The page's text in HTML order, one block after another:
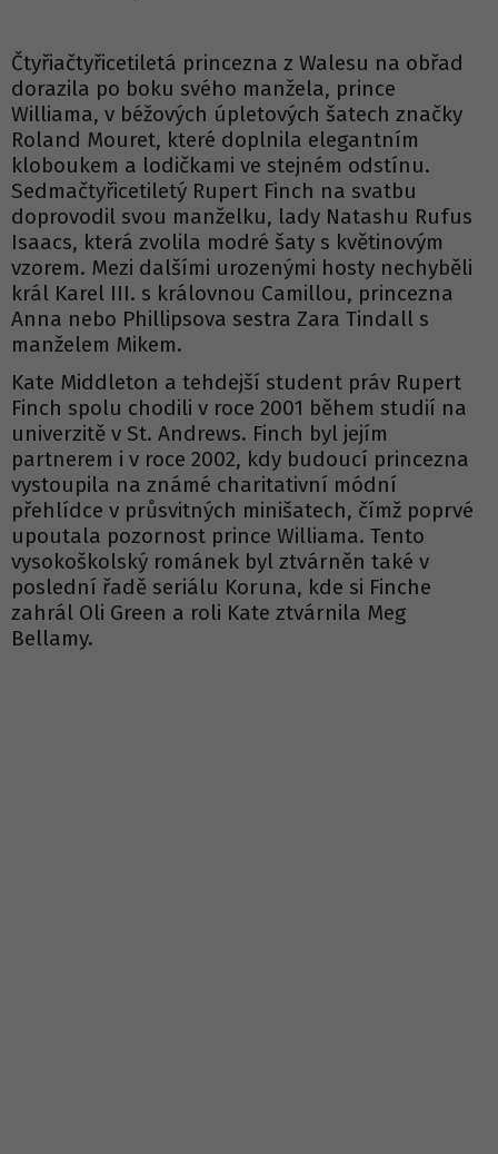
Čtyřiačtyřicetiletá princezna z Walesu na obřad
dorazila po boku svého manžela, prince
Williama, v béžových úpletových šatech značky
Roland Mouret, které doplnila elegantním
kloboukem a lodičkami ve stejném odstínu.
Sedmačtyřicetiletý Rupert Finch na svatbu
doprovodil svou manželku, lady Natashu Rufus
Isaacs, která zvolila modré šaty s květinovým
vzorem. Mezi dalšími urozenými hosty nechyběli
král Karel III. s královnou Camillou, princezna
Anna nebo Phillipsova sestra Zara Tindall s
manželem Mikem.
Kate Middleton a tehdejší student práv Rupert
Finch spolu chodili v roce 2001 během studií na
univerzitě v St. Andrews. Finch byl jejím
partnerem i v roce 2002, kdy budoucí princezna
vystoupila na známé charitativní módní
přehlídce v průsvitných minišatech, čímž poprvé
upoutala pozornost prince Williama. Tento
vysokoškolský románek byl ztvárněn také v
poslední řadě seriálu Koruna, kde si Finche
zahrál Oli Green a roli Kate ztvárnila Meg
Bellamy.